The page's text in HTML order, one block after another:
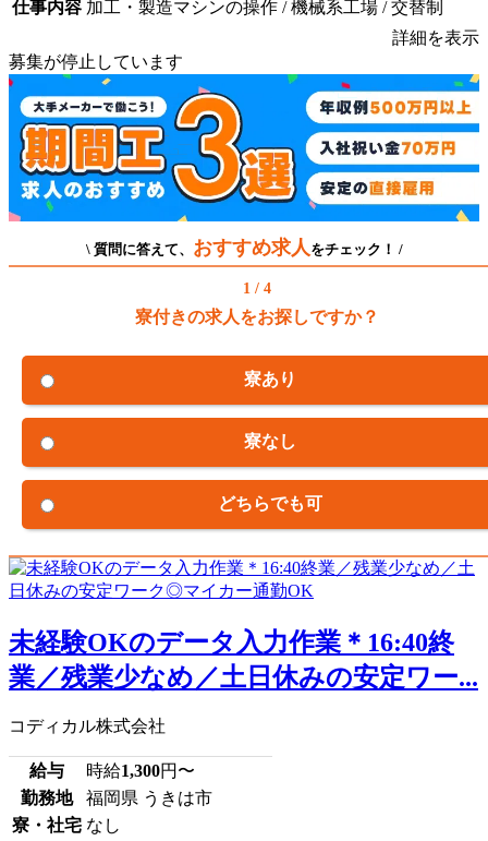
仕事内容 加工・製造マシンの操作 / 機械系工場 / 交替制
詳細を表示
募集が停止しています
\ 質問に答えて、 おすすめ求人 をチェック！ /
1 / 4
寮付きの求人をお探しですか？
寮あり
寮なし
どちらでも可
未経験OKのデータ入力作業＊16:40終
業／残業少なめ／土日休みの安定ワー...
コディカル株式会社
給与 時給1,300円〜
勤務地
福岡県 うきは市
寮・社宅 なし